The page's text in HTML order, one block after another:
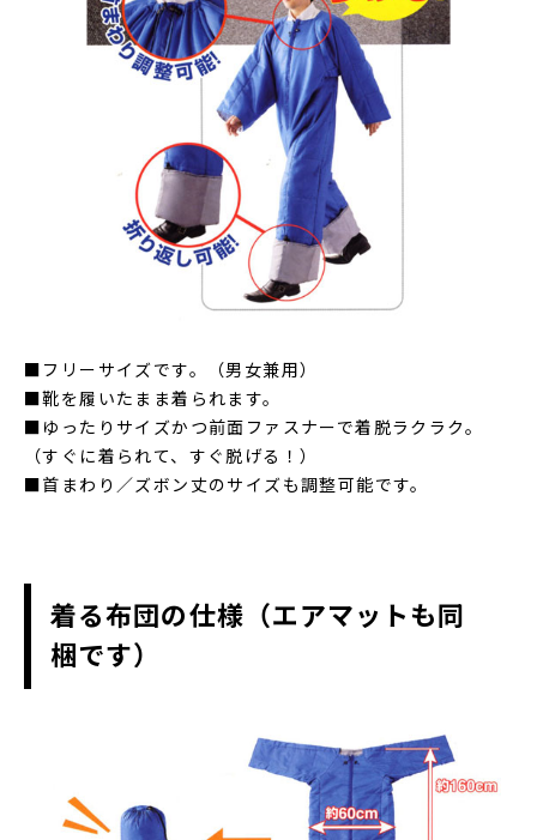
■フリーサイズです。（男女兼用）
■靴を履いたまま着られます。
■ゆったりサイズかつ前面ファスナーで着脱ラクラク。
（すぐに着られて、すぐ脱げる！）
■首まわり／ズボン丈のサイズも調整可能です。
着る布団の仕様（エアマットも同
梱です）